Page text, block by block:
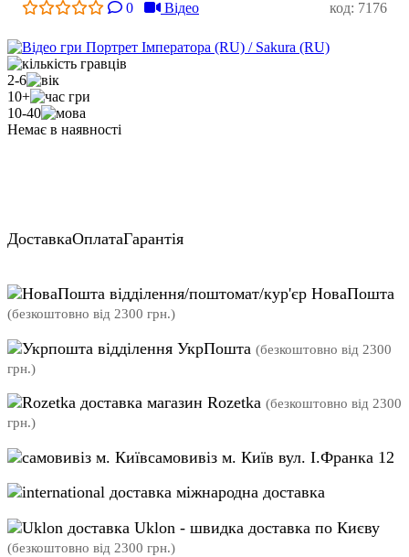
0 Відео код: 7176
2-6
10+
10-40
Немає в наявності
ДоставкаОплатаГарантія
відділення/поштомат/кур'єр НоваПошта
(безкоштовно від 2300 грн.)
відділення УкрПошта (безкоштовно від 2300
грн.)
магазин Rozetka (безкоштовно від 2300
грн.)
самовивіз м. Київ вул. І.Франка 12
міжнародна доставка
Uklon - швидка доставка по Києву
(безкоштовно від 2300 грн.)